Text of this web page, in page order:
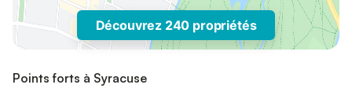
Découvrez 240 propriétés
Points forts à Syracuse